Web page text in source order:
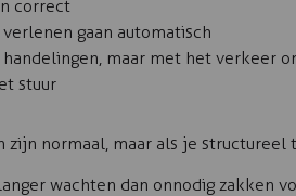
correct
gaan automatisch
maar met het verkeer
stuur
normaal, maar als je
wachten dan onnodig zakken